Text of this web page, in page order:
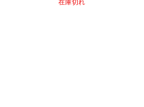
在庫切れ